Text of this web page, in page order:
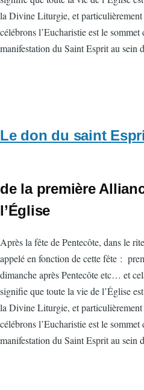
la Divine Liturgie, et
célébrons l’Eucharistie est le
manifestation du Saint Esprit au sein
Le don du saint
de la première
l’Église
Après la fête de Pentecôte, dans le
appelé en fonction de cette fête :
dimanche après Pentecôte etc… et
signifie que toute la vie de l’Église
la Divine Liturgie, et
célébrons l’Eucharistie est le
manifestation du Saint Esprit au sein